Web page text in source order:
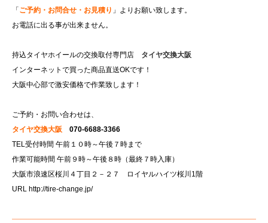
「ご予約・お問合せ・お見積り 」よりお願い致します。
お電話に出る事が出来ません。
持込タイヤホイールの交換取付専門店 タイヤ交換大阪
インターネットで買った商品直送OKです！
大阪中心部で激安価格で作業致します！
ご予約・お問い合わせは、
タイヤ交換大阪 070-6688-3366
TEL受付時間 午前１０時～午後７時まで
作業可能時間 午前９時～午後８時（最終７時入庫）
大阪市浪速区桜川４丁目２－２７ ロイヤルハイツ桜川1階
URL http://tire-change.jp/